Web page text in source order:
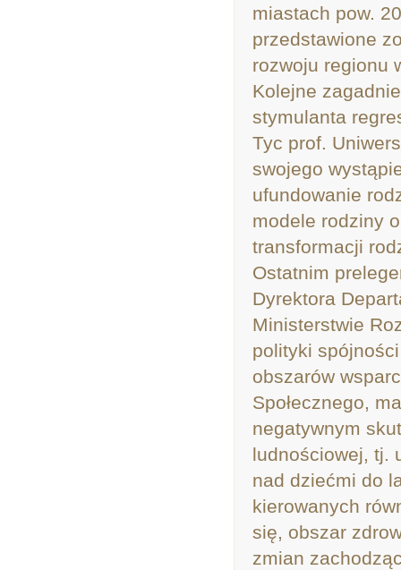
miastach pow.
przedstawione
rozwoju regionu
Kolejne
stymulanta
Tyc prof.
swojego
ufundowanie
modele rodziny
transformacji
Ostatnim
Dyrektora
Ministerstwie
polityki
obszarów
Społecznego,
negatywnym
ludnościowej, tj.
nad dziećmi do
kierowanych
się, obszar
zmian